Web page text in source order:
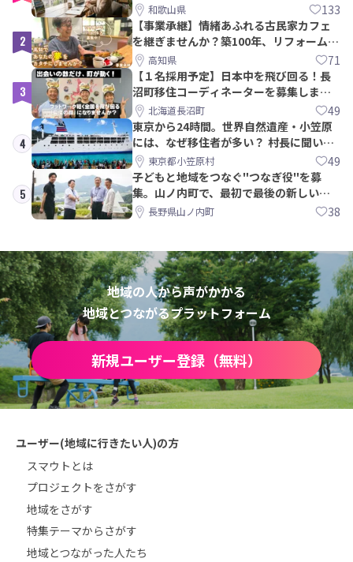
和歌山県 133
2
【事業承継】情緒あふれる古民家カフェ
を継ぎませんか？築100年、リフォームか
ら約10年！
高知県 71
3
【１名採用予定】日本中を飛び回る！長
沼町移住コーディネーターを募集しま
す！北海道長沼町 49
4
東京から24時間。世界自然遺産・小笠原
には、なぜ移住者が多い？ 村長に聞いて
みた東京都小笠原村 49
5
子どもと地域をつなぐ"つなぎ役"を募
集。山ノ内町で、最初で最後の新しい学
校づくりを一緒に
長野県山ノ内町 38
地域の人から声がかかる
地域とつながるプラットフォーム
新規ユーザー登録（無料）
ユーザー(地域に行きたい人)の方
スマウトとは
プロジェクトをさがす
地域をさがす
特集テーマからさがす
地域とつながった人たち